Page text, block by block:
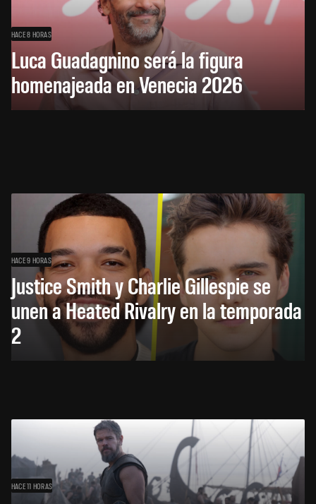
HACE 8 HORAS
Luca Guadagnino será la figura
homenajeada en Venecia 2026
HACE 9 HORAS
Justice Smith y Charlie Gillespie se
unen a Heated Rivalry en la temporada
2
HACE 11 HORAS